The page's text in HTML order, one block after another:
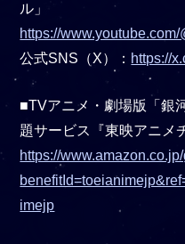
ル」
https://
公式SNS（X）： https://
■TVアニメ・劇場版「銀
題サービス『東映アニメ
https://
imejp